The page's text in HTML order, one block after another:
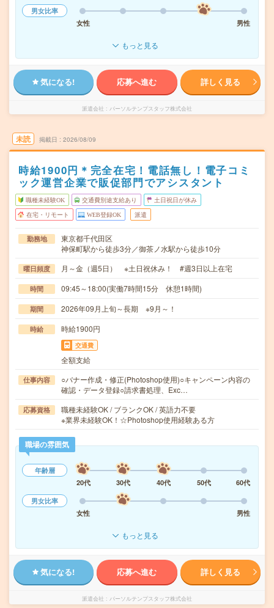
男女比率
女性
男性
もっと見る
気になる! 応募へ進む 詳しく見る
派遣会社 パーソルテンプスタッフ株式会社
未読 掲載日 2026/08/09
時給1900円＊完全在宅！電話無し！電子コミ
ック運営企業で販促部門でアシスタント
職種未経験OK 交通費別途支給あり 土日祝日が休み
在宅・リモート WEB登録OK 派遣
勤務地
東京都千代田区
神保町駅から徒歩3分／御茶ノ水駅から徒歩10分
曜日頻度 月～金（週5日） ※土日祝休み！ #週3日以上在宅
時間 09:45～18:00(実働7時間15分 休憩1時間)
期間 2026年09月上旬～長期 ※9月～！
時給 時給1900円
交通費
全額支給
仕事内容
○バナー作成・修正(Photoshop使用)○キャンペーン内容の
確認・データ登録○請求書処理、Exc…
応募資格
職種未経験OK / ブランクOK / 英語力不要
※業界未経験OK！☆Photoshop使用経験ある方
職場の雰囲気
年齢層
20代
30代 40代 50代
60代
男女比率
女性
男性
もっと見る
気になる! 応募へ進む 詳しく見る
派遣会社 パーソルテンプスタッフ株式会社